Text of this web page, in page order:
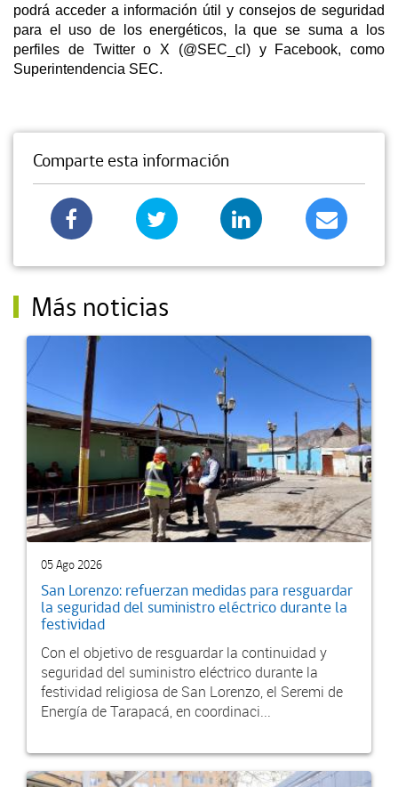
podrá acceder a información útil y consejos de seguridad
para el uso de los energéticos, la que se suma a los
perfiles de Twitter o X (@SEC_cl) y Facebook, como
Superintendencia SEC.
Comparte esta información
Más noticias
05 Ago 2026
San Lorenzo: refuerzan medidas para resguardar
la seguridad del suministro eléctrico durante la
festividad
Con el objetivo de resguardar la continuidad y
seguridad del suministro eléctrico durante la
festividad religiosa de San Lorenzo, el Seremi de
Energía de Tarapacá, en coordinaci...